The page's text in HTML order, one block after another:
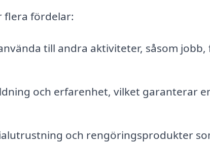
flera fördelar:
till andra aktiviteter, såsom jobb,
och erfarenhet, vilket garanterar
och rengöringsprodukter